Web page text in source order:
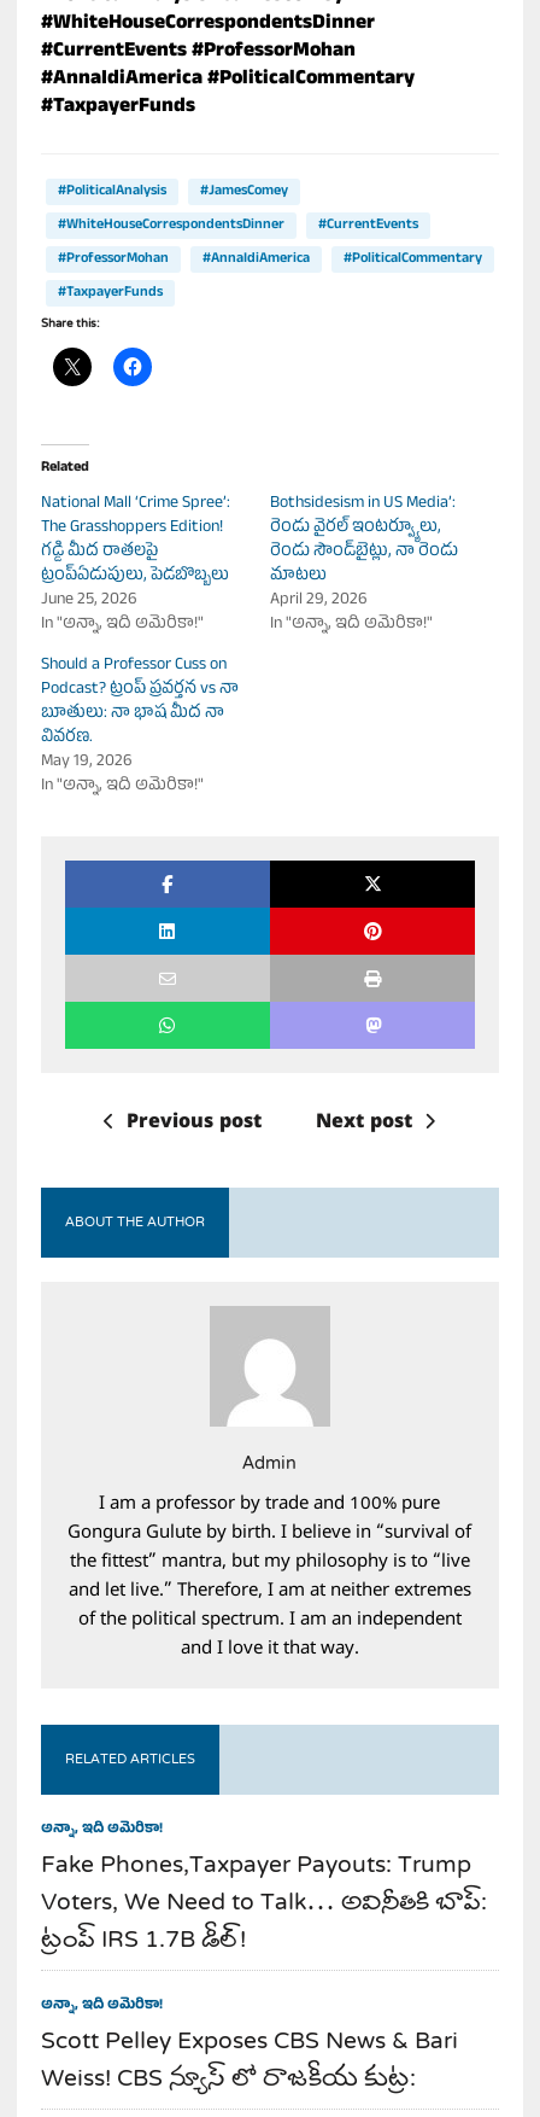
#WhiteHouseCorrespondentsDinner
#CurrentEvents#ProfessorMohan
#AnnaIdiAmerica#PoliticalCommentary
#TaxpayerFunds
#PoliticalAnalysis
#JamesComey
#WhiteHouseCorrespondentsDinner
#CurrentEvents
#ProfessorMohan
#AnnaIdiAmerica
#PoliticalCommentary
#TaxpayerFunds
Share this:
Related
National Mall ‘Crime Spree’:
The Grasshoppers Edition!
గడ్డి మీద రాతలపై
ట్రంప్ఏడుపులు, పెడబొబ్బలు
June 25, 2026
In "అన్నా, ఇది అమెరికా!"
Bothsidesism in US Media’:
రెండు వైరల్ ఇంటర్వ్యూలు,
రెండు సౌండ్‌బైట్లు, నా రెండు
మాటలు
April 29, 2026
In "అన్నా, ఇది అమెరికా!"
Should a Professor Cuss on
Podcast? ట్రంప్ ప్రవర్తన vs నా
బూతులు: నా భాష మీద నా
వివరణ.
May 19, 2026
In "అన్నా, ఇది అమెరికా!"
Previous post Next post
ABOUT THE AUTHOR
Admin
I am a professor by trade and 100% pure
Gongura Gulute by birth. I believe in “survival of
the fittest” mantra, but my philosophy is to “live
and let live.” Therefore, I am at neither extremes
of the political spectrum. I am an independent
and I love it that way.
RELATED ARTICLES
అన్నా, ఇది అమెరికా!
Fake Phones,Taxpayer Payouts: Trump
Voters, We Need to Talk… అవినీతికి బాప్:
ట్రంప్ IRS 1.7B డీల్!
అన్నా, ఇది అమెరికా!
Scott Pelley Exposes CBS News & Bari
Weiss! CBS న్యూస్ లో రాజకీయ కుట్ర: